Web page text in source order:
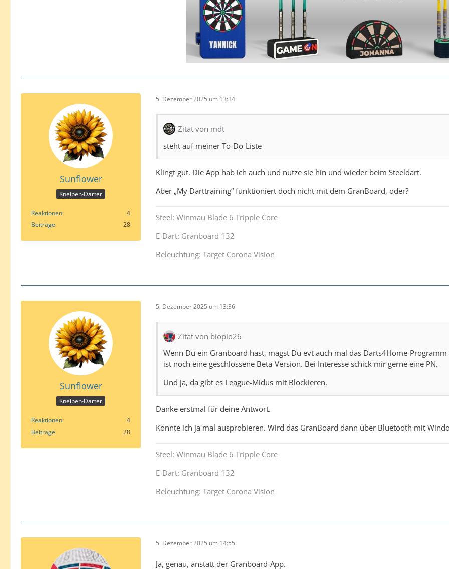
Sunflower
Kneipen-Darter
Reaktionen
4
Beiträge
28
5. Dezember 2025 um 13:34
Zitat von mdt
steht auf meiner To-Do-Liste
Klingt gut. Die App hab ich auch und nutze sie hin und wieder beim Steeldart.
Aber „My Darttraining“ funktioniert doch nicht mit dem GranBoard, oder?
Steel: Winmau Blade 6 Tripple Core
E-Dart: Granboard 132
Beleuchtung: Target Corona Vision
Sunflower
Kneipen-Darter
Reaktionen
4
Beiträge
28
5. Dezember 2025 um 13:36
Zitat von biopio26
Wenn Du ein Granboard hast, magst Du evt auch mal das Darts4Home-
ist noch eine geschlossene Beta-Version. Bei Interesse schick mir gerne eine PN.
Und ja, da gibt es League-Midus mit Blockieren.
Danke erstmal für deine Antwort.
Könnte ich ja mal ausprobieren. Wird das GranBoard dann über Bluetooth mit
Steel: Winmau Blade 6 Tripple Core
E-Dart: Granboard 132
Beleuchtung: Target Corona Vision
5. Dezember 2025 um 14:55
Ja, genau, anstatt der Granboard-App.